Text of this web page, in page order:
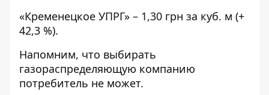
«Кременецкое УПРГ» – 1,30 грн за куб. м (+
42,3 %).
Напомним, что выбирать
газораспределяющую компанию
потребитель не может.